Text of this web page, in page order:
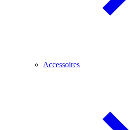
Accessoires